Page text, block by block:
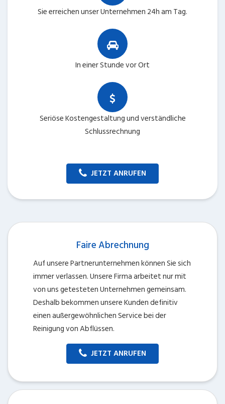
Sie erreichen unser Unternehmen 24h am Tag.
In einer Stunde vor Ort
Seriöse Kostengestaltung und verständliche
Schlussrechnung
JETZT ANRUFEN
Faire Abrechnung
Auf unsere Partnerunternehmen können Sie sich
immer verlassen. Unsere Firma arbeitet nur mit
von uns getesteten Unternehmen gemeinsam.
Deshalb bekommen unsere Kunden definitiv
einen außergewöhnlichen Service bei der
Reinigung von Abflüssen.
JETZT ANRUFEN